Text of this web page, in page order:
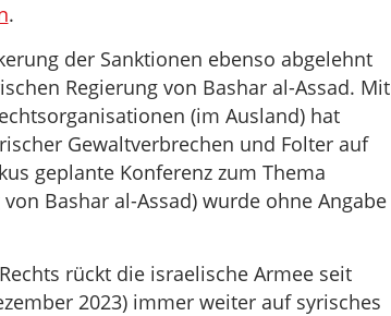
.
der Sanktionen ebenso abgelehnt
Regierung von Bashar al-Assad. Mit
(im Ausland) hat
Gewaltverbrechen und Folter auf
geplante Konferenz zum Thema
Bashar al-Assad) wurde ohne Angabe
rückt die israelische Armee seit
2023) immer weiter auf syrisches